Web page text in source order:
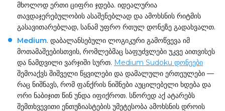
მხოლოდ ერთი ციფრი ჯდება. იდეალურია
თავდაჯერებულობის ასაშენებლად და ამოხსნის რიტმის
გასავითარებლად, სანამ უფრო რთულ დონეზე გადახვალთ.
Medium. დაბალანსებული ლოგიკური გამოწვევა იმ
მოთამაშეებისთვის, რომლებმაც საფუძვლები უკვე აითვისეს
და ნამდვილი ვარჯიში სურთ. Medium Sudoku დონეები
შემოაქვს შიშველი წყვილები და დამალული ერთეულები —
რაც ნიშნავს, რომ ფანქრის ნიშნები აუცილებელი ხდება და
ორი ნაბიჯით წინ უნდა იფიქროთ. სწორედ აქ ატარებს
შემთხვევითი ენთუზიასტების უმეტესობა ამოხსნის დროის